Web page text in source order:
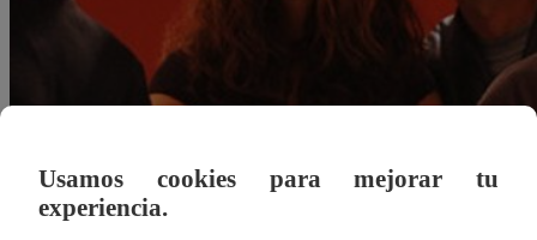
Usamos cookies para mejorar tu
experiencia.